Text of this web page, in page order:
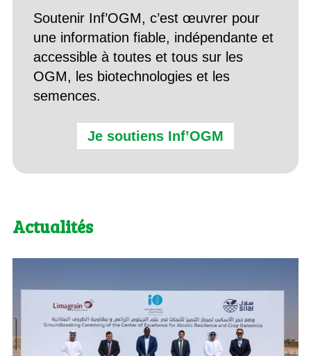
Soutenir Inf’OGM, c’est œuvrer pour
une information fiable, indépendante et
accessible à toutes et tous sur les
OGM, les biotechnologies et les
semences.
Je soutiens Inf’OGM
Actualités